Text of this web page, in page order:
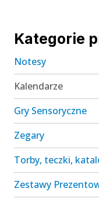
Kategorie
Notesy
Kalendarze
Gry Sensoryczne
Zegary
Torby, teczki,
Zestawy